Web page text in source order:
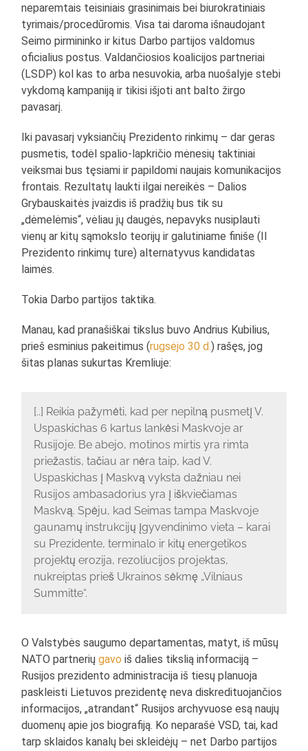
neparemtais teisiniais grasinimais bei biurokratiniais
tyrimais/procedūromis. Visa tai daroma išnaudojant
Seimo pirmininko ir kitus Darbo partijos valdomus
oficialius postus. Valdančiosios koalicijos partneriai
(LSDP) kol kas to arba nesuvokia, arba nuošalyje stebi
vykdomą kampaniją ir tikisi išjoti ant balto žirgo
pavasarį.
Iki pavasarį vyksiančių Prezidento rinkimų – dar geras
pusmetis, todėl spalio-lapkričio mėnesių taktiniai
veiksmai bus tęsiami ir papildomi naujais komunikacijos
frontais. Rezultatų laukti ilgai nereikės – Dalios
Grybauskaitės įvaizdis iš pradžių bus tik su
„dėmelėmis“, vėliau jų daugės, nepavyks nusiplauti
vienų ar kitų sąmokslo teorijų ir galutiniame finiše (II
Prezidento rinkimų ture) alternatyvus kandidatas
laimės.
Tokia Darbo partijos taktika.
Manau, kad pranašiškai tikslus buvo Andrius Kubilius,
prieš esminius pakeitimus (rugsėjo 30 d.) rašęs, jog
šitas planas sukurtas Kremliuje:
[..] Reikia pažymėti, kad per nepilną pusmetį V.
Uspaskichas 6 kartus lankėsi Maskvoje ar
Rusijoje. Be abejo, motinos mirtis yra rimta
priežastis, tačiau ar nėra taip, kad V.
Uspaskichas į Maskvą vyksta dažniau nei
Rusijos ambasadorius yra į iškviečiamas
Maskvą. Spėju, kad Seimas tampa Maskvoje
gaunamų instrukcijų įgyvendinimo vieta – karai
su Prezidente, terminalo ir kitų energetikos
projektų erozija, rezoliucijos projektas,
nukreiptas prieš Ukrainos sėkmę „Vilniaus
Summitte“.
O Valstybės saugumo departamentas, matyt, iš mūsų
NATO partneriųgavo iš dalies tikslią informaciją –
Rusijos prezidento administracija iš tiesų planuoja
paskleisti Lietuvos prezidentę neva diskredituojančios
informacijos, „atrandant“ Rusijos archyvuose esą naujų
duomenų apie jos biografiją. Ko neparašė VSD, tai, kad
tarp sklaidos kanalų bei skleidėjų – net Darbo partijos